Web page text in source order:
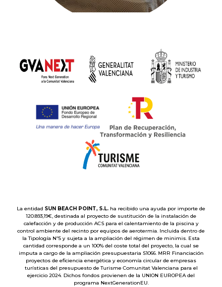
La entidad SUN BEACH POINT, S.L. ha recibido una ayuda por importe de
120.893,19€, destinada al proyecto de sustitución de la instalación de
calefacción y de producción ACS para el calentamiento de la piscina y
control ambiente del recinto por equipos de aerotermia. Incluida dentro de
la Tipología Nº5 y sujeta a la ampliación del régimen de minimis. Esta
cantidad corresponde a un 100% del coste total del proyecto, la cual se
imputa a cargo de la ampliación presupuestaria S1066. MRR Financiación
proyectos de eficiencia energética y economía circular de empresas
turísticas del presupuesto de Turisme Comunitat Valenciana para el
ejercicio 2024. Dichos fondos provienen de la UNION EUROPEA del
programa NextGenerationEU.